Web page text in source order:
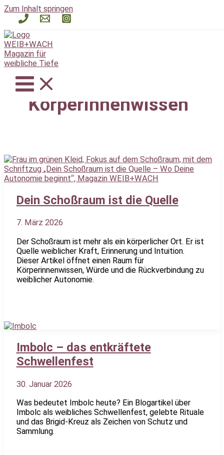
Zum Inhalt springen
Körperinnenwissen
Dein Schoßraum ist die Quelle
7. März 2026
Der Schoßraum ist mehr als ein körperlicher Ort. Er ist
Quelle weiblicher Kraft, Erinnerung und Intuition.
Dieser Artikel öffnet einen Raum für
Körperinnenwissen, Würde und die Rückverbindung zu
weiblicher Autonomie.
Imbolc – das entkräftete
Schwellenfest
30. Januar 2026
Was bedeutet Imbolc heute? Ein Blogartikel über
Imbolc als weibliches Schwellenfest, gelebte Rituale
und das Brigid-Kreuz als Zeichen von Schutz und
Sammlung.